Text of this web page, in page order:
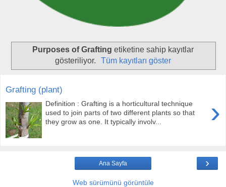
Purposes of Grafting etiketine sahip kayıtlar
gösteriliyor.
Tüm kayıtları göster
Grafting (plant)
›
Definition : Grafting is a horticultural technique
used to join parts of two different plants so that
they grow as one. It typically involv...
›
Ana Sayfa
Web sürümünü görüntüle